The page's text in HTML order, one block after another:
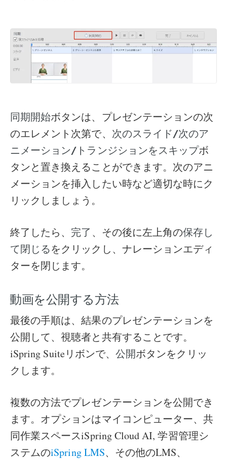
同期開始ボタンは、プレゼンテーションの次
のエレメント次第で、 次のスライド/次のア
ニメーション/トランジションをスキップボ
タンと置き換えることができます。次のアニ
メーションを挿入したい時など適切な時にク
リックしましょう。
終了したら、 完了 、その後に左上角の保存し
て閉じるをクリックし、ナレーションエディ
ターを閉じます。
動画を公開する方法
最後の手順は、結果のプレゼンテーションを
公開して、視聴者と共有することです。
iSpring Suiteリボンで、公開ボタンをクリッ
クします。
複数の方法でプレゼンテーションを公開でき
ます。オプションはマイコンピューター、共
同作業スペースiSpring Cloud AI, 学習管理シ
ステムのiSpring LMS、その他のLMS、